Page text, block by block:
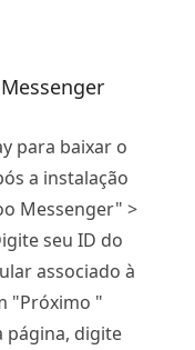
para baixar o
a instalação
Messenger" >
seu ID do
associado à
"Próximo "
página, digite